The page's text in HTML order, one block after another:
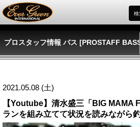
検
プロスタッフ情報 バス [PROSTAFF
2021.05.08 (土)
【Youtube】清水盛三「BIG MAMA
ランを組み立てて状況を読みながら